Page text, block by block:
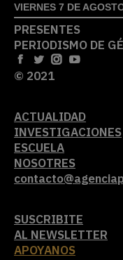
VIERNES 7 DE
PRESENTES
PERIODISMO DE
© 2021
ACTUALIDAD
INVESTIGACIONES
ESCUELA
NOSOTRES
SUSCRIBITE
AL NEWSLETTER
APOYANOS